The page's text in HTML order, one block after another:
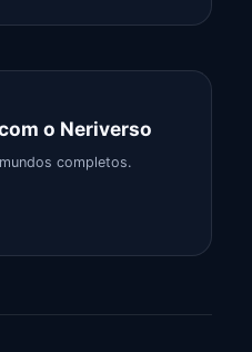
o Neriverso
completos.